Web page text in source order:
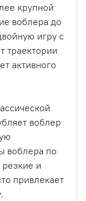
крупной
воблера до
игру с
траектории
активного
воблер
воблера по
и
привлекает